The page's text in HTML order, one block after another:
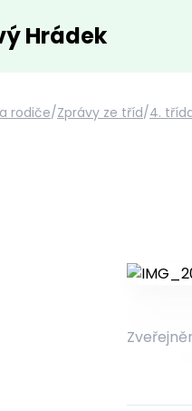
Hrádek
rodiče/Zprávy ze tříd/4.